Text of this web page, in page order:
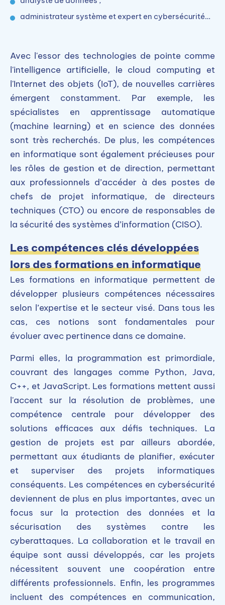
administrateur système et expert en cybersécurité…
Avec l'essor des technologies de pointe comme
l'intelligence artificielle, le cloud computing et
l'Internet des objets (IoT), de nouvelles carrières
émergent constamment. Par exemple, les
spécialistes en apprentissage automatique
(machine learning) et en science des données
sont très recherchés. De plus, les compétences
en informatique sont également précieuses pour
les rôles de gestion et de direction, permettant
aux professionnels d’accéder à des postes de
chefs de projet informatique, de directeurs
techniques (CTO) ou encore de responsables de
la sécurité des systèmes d’information (CISO).
Les compétences clés développées
lors des formations en informatique
Les formations en informatique permettent de
développer plusieurs compétences nécessaires
selon l’expertise et le secteur visé. Dans tous les
cas, ces notions sont fondamentales pour
évoluer avec pertinence dans ce domaine.
Parmi elles, la programmation est primordiale,
couvrant des langages comme Python, Java,
C++, et JavaScript. Les formations mettent aussi
l'accent sur la résolution de problèmes, une
compétence centrale pour développer des
solutions efficaces aux défis techniques. La
gestion de projets est par ailleurs abordée,
permettant aux étudiants de planifier, exécuter
et superviser des projets informatiques
conséquents. Les compétences en cybersécurité
deviennent de plus en plus importantes, avec un
focus sur la protection des données et la
sécurisation des systèmes contre les
cyberattaques. La collaboration et le travail en
équipe sont aussi développés, car les projets
nécessitent souvent une coopération entre
différents professionnels. Enfin, les programmes
incluent des compétences en communication,